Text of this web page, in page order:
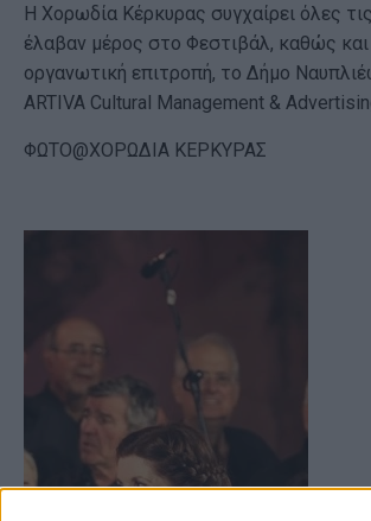
Η Χορωδία Κέρκυρας συγχαίρει όλες
έλαβαν μέρος στο Φεστιβάλ, καθώς και
οργανωτική επιτροπή, το Δήμο
ARTIVA Cultural Management &
ΦΩΤΟ@ΧΟΡΩΔΙΑ ΚΕΡΚΥΡΑΣ